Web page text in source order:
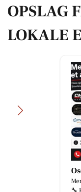
OPSLAG
LOKALE
Mere